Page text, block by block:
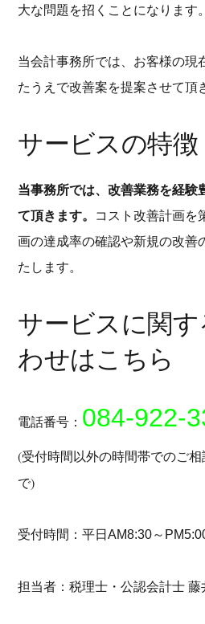
大な問題を招くことになります。
当会計事務所では、お客様の現
たうえで改善案を提案させて頂
サービスの特徴
当事務所では、改善業務を経験
て頂きます。 コスト改善計画を
画の達成率の確認や新規の改善
たします。
サービスに関
わせはこちら
電話番号： 084-922-
(受付時間以外の時間帯でのご
で)
受付時間：平日AM8:30～
担当者：税理士・公認会計士 藤